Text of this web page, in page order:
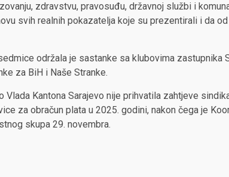
zdravstvu, pravosuđu, državnoj službi i
svih realnih pokazatelja koje su prezentirali i da
održala je sastanke sa klubovima zastupnika
za BiH i Naše Stranke.
Vlada Kantona Sarajevo nije prihvatila zahtjeve
za obračun plata u 2025. godini, nakon čega je
skupa 29. novembra.